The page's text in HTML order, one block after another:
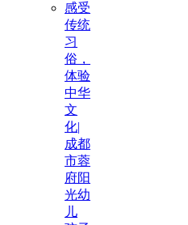
感受
传统
习
俗，
体验
中华
文
化|
成都
市蓉
府阳
光幼
儿